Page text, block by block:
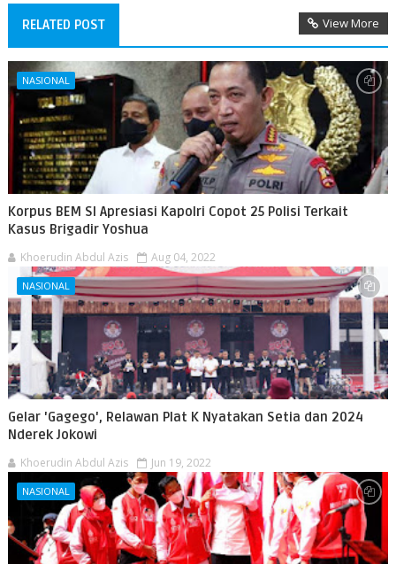
RELATED POST View More
NASIONAL
Korpus BEM SI Apresiasi Kapolri Copot 25 Polisi Terkait
Kasus Brigadir Yoshua
Khoerudin Abdul Azis Aug 04, 2022
NASIONAL
Gelar 'Gagego', Relawan Plat K Nyatakan Setia dan 2024
Nderek Jokowi
Khoerudin Abdul Azis Jun 19, 2022
NASIONAL